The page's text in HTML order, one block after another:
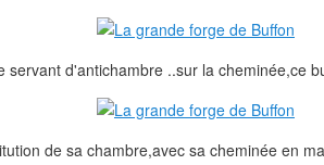
servant d'antichambre ..sur la cheminée,ce
de sa chambre,avec sa cheminée en